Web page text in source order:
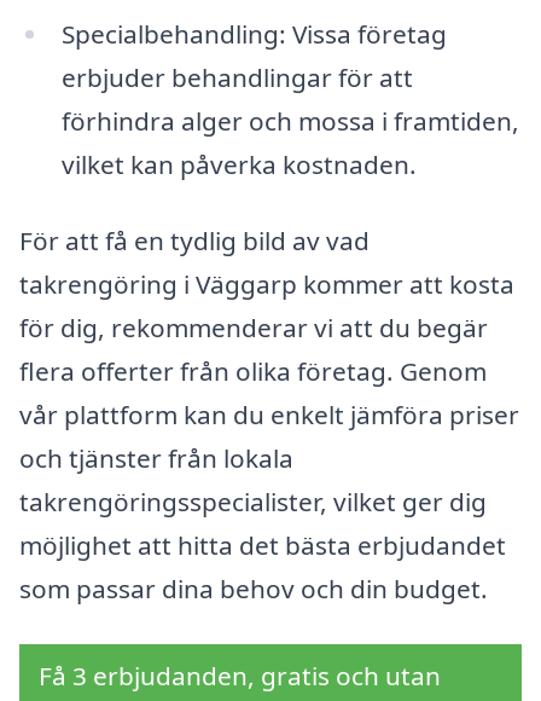
Specialbehandling: Vissa företag
erbjuder behandlingar för att
förhindra alger och mossa i framtiden,
vilket kan påverka kostnaden.
För att få en tydlig bild av vad
takrengöring i Väggarp kommer att kosta
för dig, rekommenderar vi att du begär
flera offerter från olika företag. Genom
vår plattform kan du enkelt jämföra priser
och tjänster från lokala
takrengöringsspecialister, vilket ger dig
möjlighet att hitta det bästa erbjudandet
som passar dina behov och din budget.
Få 3 erbjudanden, gratis och utan